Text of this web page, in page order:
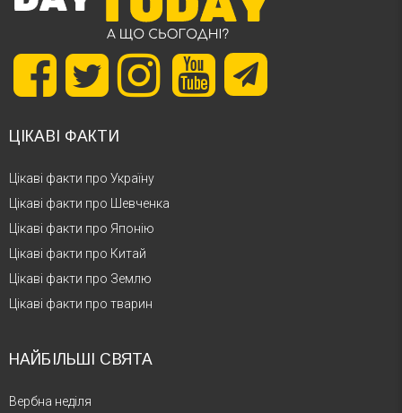
ЦІКАВІ ФАКТИ
Цікаві факти про Україну
Цікаві факти про Шевченка
Цікаві факти про Японію
Цікаві факти про Китай
Цікаві факти про Землю
Цікаві факти про тварин
НАЙБІЛЬШІ СВЯТА
Вербна неділя